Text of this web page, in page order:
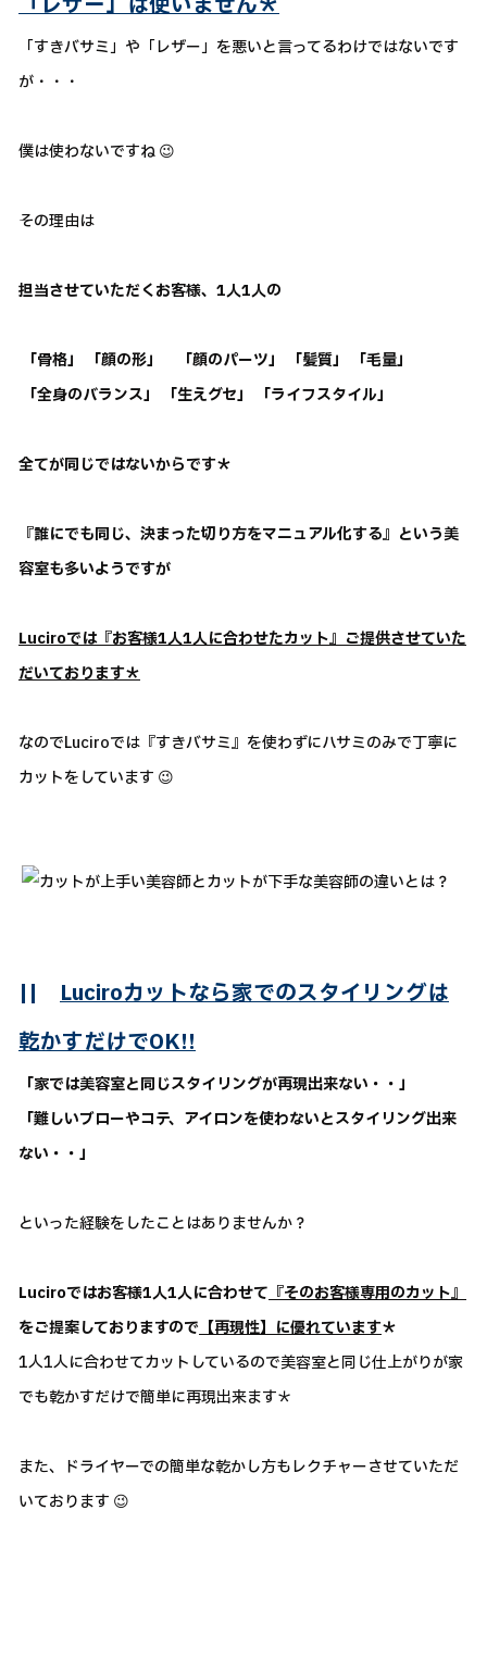
「すきバサミ」や「レザー」を悪いと言ってるわけではないです
が・・・
僕は使わないですね 😉
その理由は
担当させていただくお客様、1人1人の
「骨格」 「顔の形」 「顔のパーツ」 「髪質」 「毛量」
「全身のバランス」 「生えグセ」 「ライフスタイル」
全てが同じではないからです＊
『誰にでも同じ、決まった切り方をマニュアル化する』という美
容室も多いようですが
Luciroでは『お客様1人1人に合わせたカット』ご提供させていた
だいております＊
なのでLuciroでは『すきバサミ』を使わずにハサミのみで丁寧に
カットをしています 😉
|| Luciroカットなら家でのスタイリングは
乾かすだけでOK!!
「家では美容室と同じスタイリングが再現出来ない・・」
「難しいブローやコテ、アイロンを使わないとスタイリング出来
ない・・」
といった経験をしたことはありませんか？
Luciroではお客様1人1人に合わせて『そのお客様専用のカット』
をご提案しておりますので【再現性】に優れています＊
1人1人に合わせてカットしているので美容室と同じ仕上がりが家
でも乾かすだけで簡単に再現出来ます＊
また、ドライヤーでの簡単な乾かし方もレクチャーさせていただ
いております 😉